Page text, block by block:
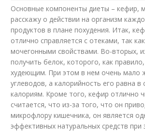
Основные компоненты диеты – кефир,
расскажу о действии на организм
продуктов в плане похудения. Итак,
отлично справляется с отеками, так
мочегонными свойствами. Во-вторых,
получить белок, которого, как
худеющим. При этом в нем очень мало
углеводов, а калорийность его равна в
калориям. Кроме того, кефир отлично
считается, что из-за того, что он
микрофлору кишечника, он является
эффективных натуральных средств при